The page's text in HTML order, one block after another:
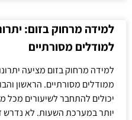
למידה מרחוק בזום:
למודלים מסורתיים
למידה מרחוק בזום מציעה
ממודלים מסורתיים. הראשון
יכולים להתחבר לשיעורים
יותר במערכת השעות. לא נדרש